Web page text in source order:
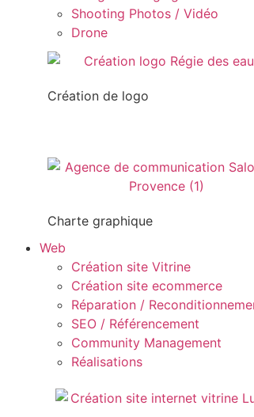
Shooting Photos / Vidéo
Drone
Création de logo
Charte graphique
Web
Création site Vitrine
Création site ecommerce
Réparation /
SEO / Référencement
Community Management
Réalisations